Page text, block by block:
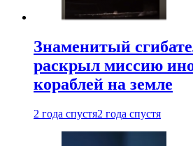
Знаменитый
раскрыл миссию
кораблей на земле
2 года спустя2 года спустя